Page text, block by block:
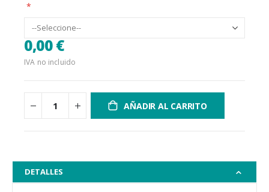
0,00 €
IVA no incluido
AÑADIR AL CARRITO
DETALLES